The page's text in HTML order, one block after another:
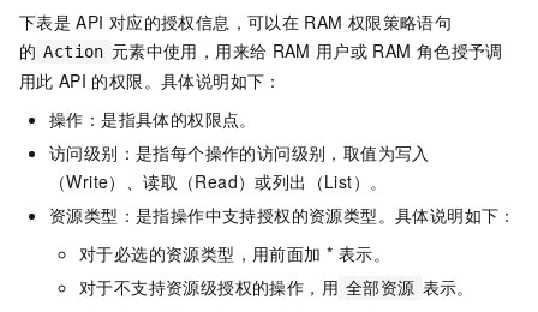
下表是 API 对应的授权信息，可以在 RAM 权限策略语句
的 Action 元素中使用，用来给 RAM 用户或 RAM 角色授予调
用此 API 的权限。具体说明如下：
操作：是指具体的权限点。
访问级别：是指每个操作的访问级别，取值为写入
（Write）、读取（Read）或列出（List）。
资源类型：是指操作中支持授权的资源类型。具体说明如下：
对于必选的资源类型，用前面加 * 表示。
对于不支持资源级授权的操作，用 全部资源 表示。